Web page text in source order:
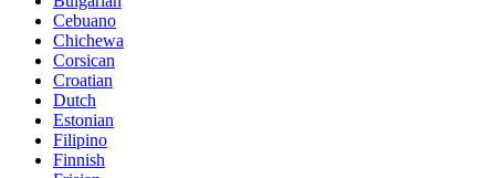
Cebuano
Chichewa
Corsican
Croatian
Dutch
Estonian
Filipino
Finnish